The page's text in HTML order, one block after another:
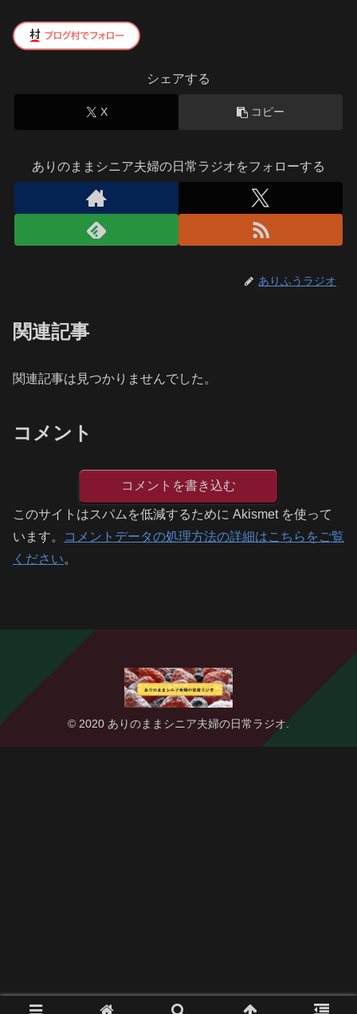
シェアする
X コピー
ありのままシニア夫婦の日常ラジオをフォローする
ありふうラジオ
関連記事
関連記事は見つかりませんでした。
コメント
コメントを書き込む
このサイトはスパムを低減するために Akismet を使って
います。
コメントデータの処理方法の詳細はこちらをご覧
ください。
© 2020 ありのままシニア夫婦の日常ラジオ.